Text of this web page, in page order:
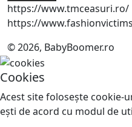
https://www.tmceasuri.ro/
https://
© 2026, BabyBoomer.ro
Cookies
Acest site foloseşte cookie-
eşti de acord cu modul de